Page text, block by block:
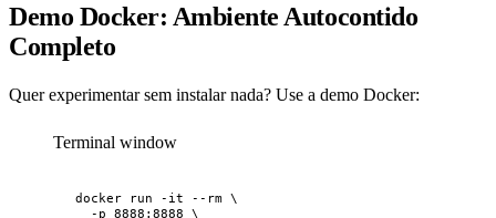
Demo Docker: Ambiente Autocontido
Completo
Quer experimentar sem instalar nada? Use a demo Docker:
Terminal window
docker run -it --rm \
-p 8888:8888 \